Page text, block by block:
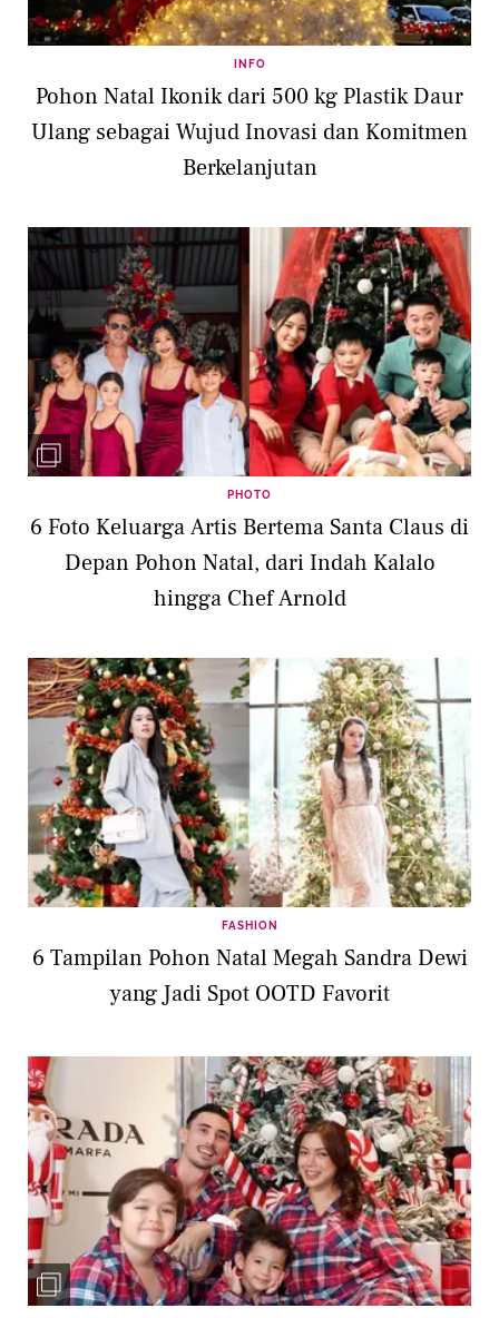
INFO
Pohon Natal Ikonik dari 500 kg Plastik Daur
Ulang sebagai Wujud Inovasi dan Komitmen
Berkelanjutan
PHOTO
6 Foto Keluarga Artis Bertema Santa Claus di
Depan Pohon Natal, dari Indah Kalalo
hingga Chef Arnold
FASHION
6 Tampilan Pohon Natal Megah Sandra Dewi
yang Jadi Spot OOTD Favorit